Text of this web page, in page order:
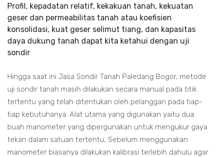
Profil, kepadatan relatif, kekakuan tanah, kekuatan
geser dan permeabilitas tanah atau koefisien
konsolidasi, kuat geser selimut tiang, dan kapasitas
daya dukung tanah dapat kita ketahui dengan uji
sondir
Hingga saat ini Jasa Sondir Tanah Paledang Bogor, metode
uji sondir tanah masih dilakukan secara manual pada titik
tertentu yang telah ditentukan oleh pelanggan pada tiap-
tiap kebutuhanya. Alat utama yang digunakan yaitu dua
buah manometer yang dipergunakan untuk mengukur gaya
tekan dalam satuan tertentu, Sebelum menggunakan
manometer biasanya dilakukan kalibrasi terlebih dahulu agar